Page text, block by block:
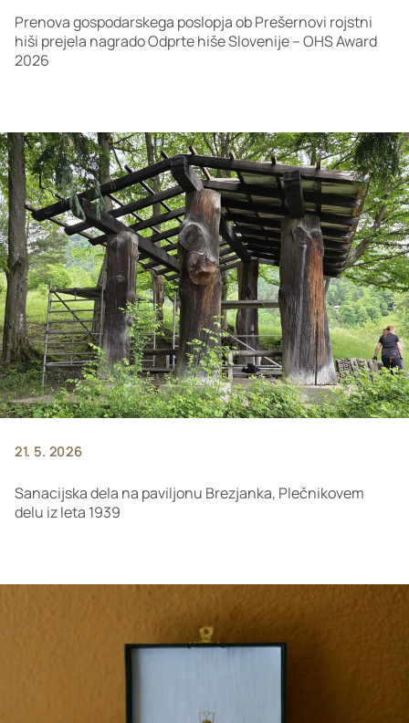
Prenova gospodarskega poslopja ob Prešernovi rojstni
hiši prejela nagrado Odprte hiše Slovenije – OHS Award
2026
21. 5. 2026
Sanacijska dela na paviljonu Brezjanka, Plečnikovem
delu iz leta 1939